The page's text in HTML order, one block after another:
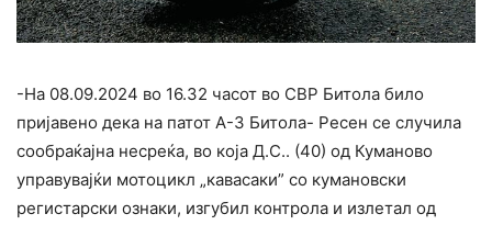
-На 08.09.2024 во 16.32 часот во СВР Битола било
пријавено дека на патот А-3 Битола- Ресен се случила
сообраќајна несреќа, во која Д.С.. (40) од Куманово
управувајќи мотоцикл „кавасаки” со кумановски
регистарски ознаки, изгубил контрола и излетал од